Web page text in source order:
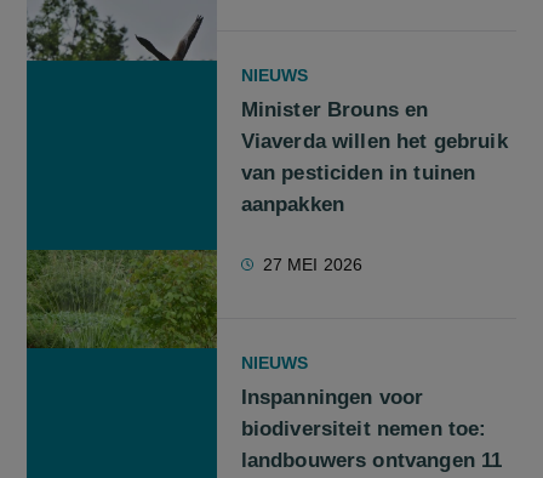
NIEUWS
Minister Brouns en
Viaverda willen het gebruik
van pesticiden in tuinen
aanpakken
27 MEI 2026
NIEUWS
Inspanningen voor
biodiversiteit nemen toe:
landbouwers ontvangen 11